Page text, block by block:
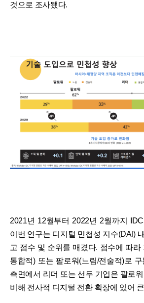
것으로 조사됐다.
2021년 12월부터 2022년 2월까지
이번 연구는 디지털 민첩성 지수(DAI)
고 점수 및 순위를 매겼다. 점수에 따라
통합적) 또는 팔로워(느림/전술적)로
측면에서 리더 또는 선두 기업은 팔로
비해 전사적 디지털 전환 확장에 있어